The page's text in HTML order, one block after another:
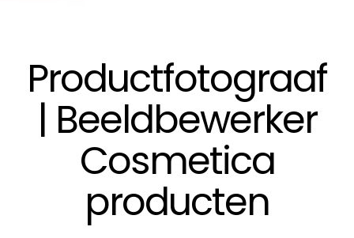
Productfotograaf
| Beeldbewerker
Cosmetica
producten